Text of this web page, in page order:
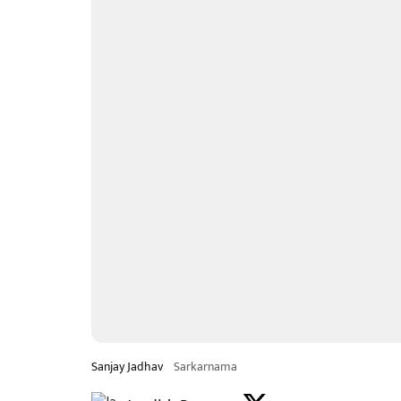
Sanjay Jadhav Sarkarnama